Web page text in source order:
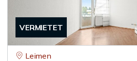
VERMIETET
Leimen